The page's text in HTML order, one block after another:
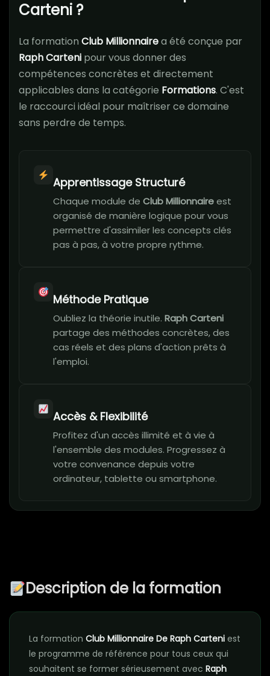
Carteni ?
La formation Club Millionnairea été conçue par
Raph Carteni pour vous donner des
compétences concrètes et directement
applicables dans la catégorie Formations. C'est
le raccourci idéal pour maîtriser ce domaine
sans perdre de temps.
Apprentissage Structuré
Chaque module de Club Millionnaireest
organisé de manière logique pour vous
permettre d'assimiler les concepts clés
pas à pas, à votre propre rythme.
Méthode Pratique
Oubliez la théorie inutile. Raph Carteni
partage des méthodes concrètes, des
cas réels et des plans d'action prêts à
l'emploi.
Accès & Flexibilité
Profitez d'un accès illimité et à vie à
l'ensemble des modules. Progressez à
votre convenance depuis votre
ordinateur, tablette ou smartphone.
Description de la formation
La formation Club Millionnaire De Raph Carteni est
le programme de référence pour tous ceux qui
souhaitent se former sérieusement avec Raph